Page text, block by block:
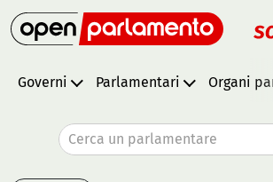
Governi Parlamentari Organi
Cerca un parlamentare